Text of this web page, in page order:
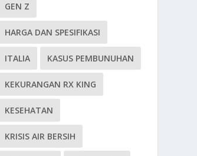
GEN Z
HARGA DAN SPESIFIKASI
ITALIA KASUS PEMBUNUHAN
KEKURANGAN RX KING
KESEHATAN
KRISIS AIR BERSIH